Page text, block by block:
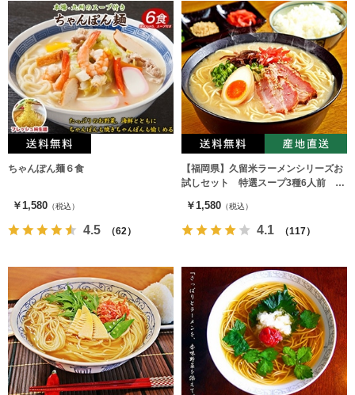
ちゃんぽん麺６食
￥1,580 （税込）
4.5 （62）
【福岡県】久留米ラーメンシリーズお
試しセット 特選スープ3種6人前 と
￥1,580 （税込）
4.1 （117）